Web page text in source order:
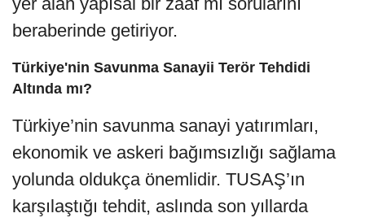
beraberinde getiriyor.
Türkiye'nin Savunma Sanayii Terör Tehdidi
Altında mı?
Türkiye’nin savunma sanayi yatırımları,
ekonomik ve askeri bağımsızlığı sağlama
yolunda oldukça önemlidir. TUSAŞ’ın
karşılaştığı tehdit, aslında son yıllarda